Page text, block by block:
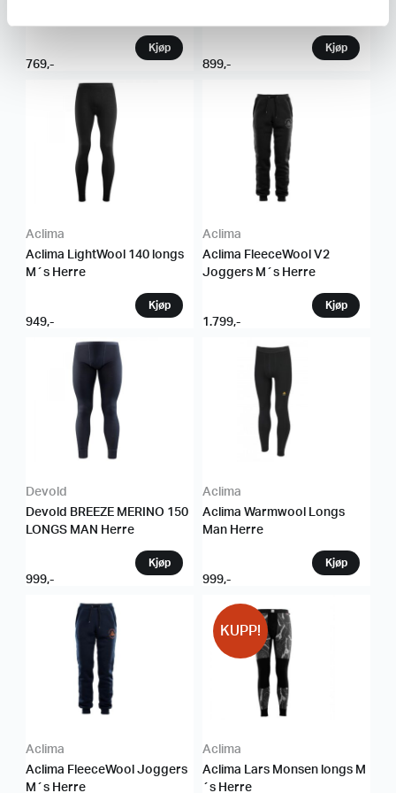
769,- 899,-
Aclima
Aclima LightWool 140 longs
M´s Herre
949,-
Aclima
Aclima FleeceWool V2
Joggers M´s Herre
1.799,-
Devold
Devold BREEZE MERINO 150
LONGS MAN Herre
999,-
Aclima
Aclima Warmwool Longs
Man Herre
999,-
Aclima
Aclima FleeceWool Joggers
M´s Herre
KUPP!
Aclima
Aclima Lars Monsen longs M
´s Herre